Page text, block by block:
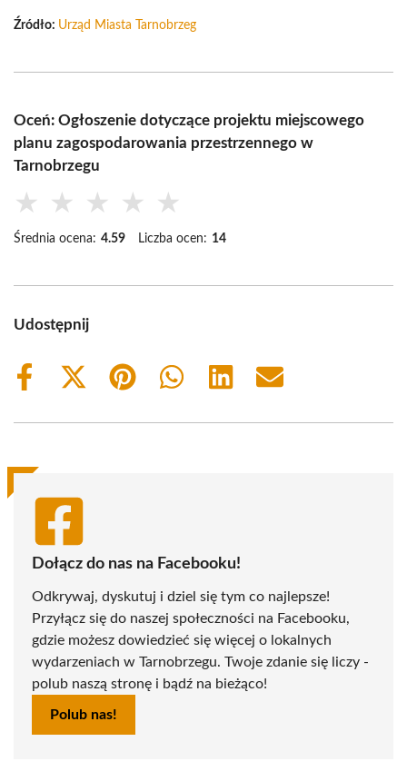
Źródło: Urząd Miasta Tarnobrzeg
Oceń: Ogłoszenie dotyczące projektu miejscowego
planu zagospodarowania przestrzennego w
Tarnobrzegu
★ ★ ★ ★ ★
Średnia ocena: 4.59 Liczba ocen: 14
Udostępnij
Share
Share
(Twitter)
Share
Share
Share
Share
Dołącz do nas na Facebooku!
Odkrywaj, dyskutuj i dziel się tym co najlepsze!
Przyłącz się do naszej społeczności na Facebooku,
gdzie możesz dowiedzieć się więcej o lokalnych
wydarzeniach w Tarnobrzegu. Twoje zdanie się liczy -
polub naszą stronę i bądź na bieżąco!
Polub nas!